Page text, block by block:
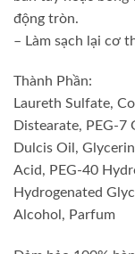
động tròn.
– Làm sạch lại cơ
Thành Phần:
Laureth Sulfate,
Distearate, PEG-7
Dulcis Oil,
Acid, PEG-40
Hydrogenated
Alcohol, Parfum